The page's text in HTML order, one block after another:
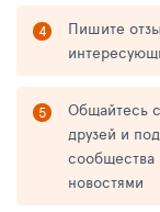
Пишите
Общайтесь
друзей и
новостями